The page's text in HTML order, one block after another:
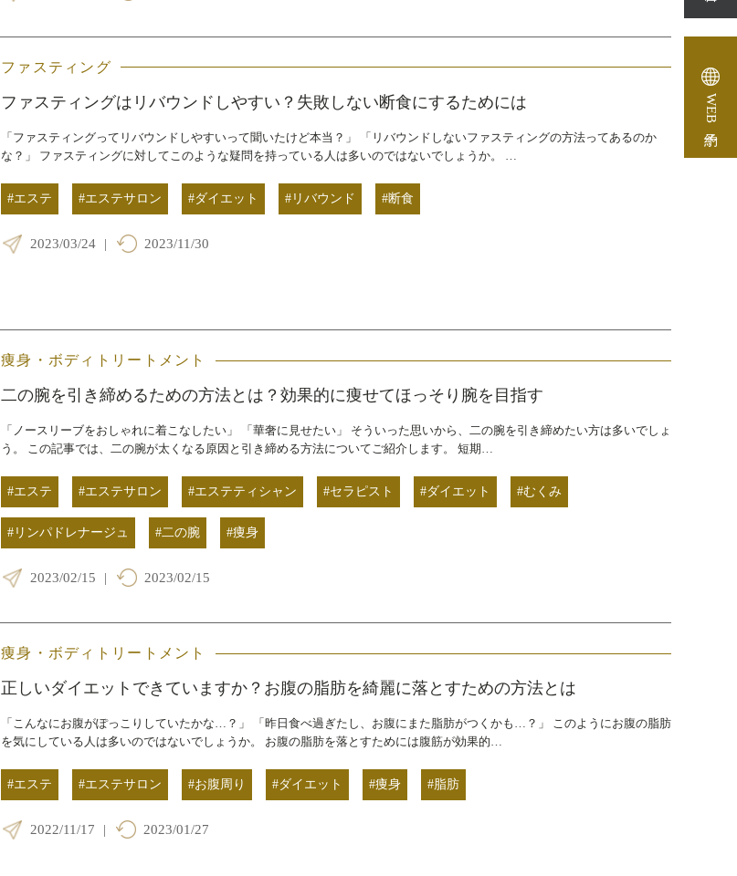
WEB予約
ファスティング
ファスティングはリバウンドしやすい？失敗しない断食にするためには
「ファスティングってリバウンドしやすいって聞いたけど本当？」 「リバウンドしないファスティングの方法ってあるのか
な？」 ファスティングに対してこのような疑問を持っている人は多いのではないでしょうか。 …
#エステ #エステサロン #ダイエット #リバウンド #断食
2023/03/24 | 2023/11/30
痩身・ボディトリートメント
二の腕を引き締めるための方法とは？効果的に痩せてほっそり腕を目指す
「ノースリーブをおしゃれに着こなしたい」 「華奢に見せたい」 そういった思いから、二の腕を引き締めたい方は多いでしょ
う。 この記事では、二の腕が太くなる原因と引き締める方法についてご紹介します。 短期…
#エステ #エステサロン #エステティシャン #セラピスト #ダイエット #むくみ
#リンパドレナージュ #二の腕 #痩身
2023/02/15 | 2023/02/15
痩身・ボディトリートメント
正しいダイエットできていますか？お腹の脂肪を綺麗に落とすための方法とは
「こんなにお腹がぽっこりしていたかな…？」 「昨日食べ過ぎたし、お腹にまた脂肪がつくかも…？」 このようにお腹の脂肪
を気にしている人は多いのではないでしょうか。 お腹の脂肪を落とすためには腹筋が効果的…
#エステ #エステサロン #お腹周り #ダイエット #痩身 #脂肪
2022/11/17 | 2023/01/27